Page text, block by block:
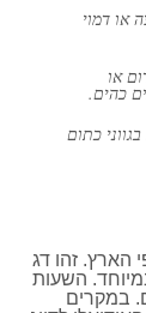
או דמוי
או
כתום
הארץ. זהו דג
השעות
במקרים